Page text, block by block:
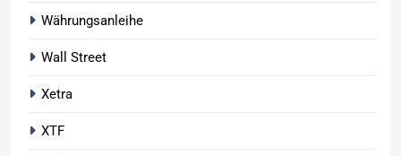
Währungsanleihe
Wall Street
Xetra
XTF